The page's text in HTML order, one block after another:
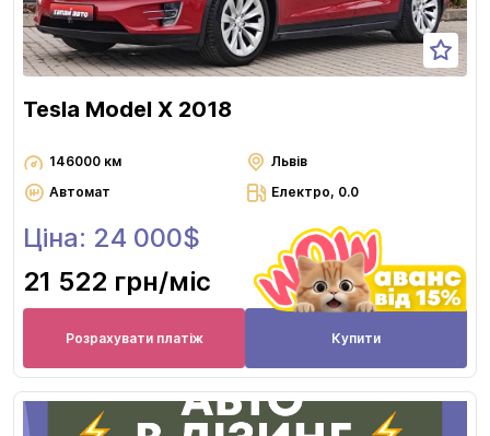
Tesla Model X 2018
146000 км
Львів
Автомат
Електро, 0.0
Ціна: 24 000$
21 522 грн/міс
Розрахувати платіж Купити